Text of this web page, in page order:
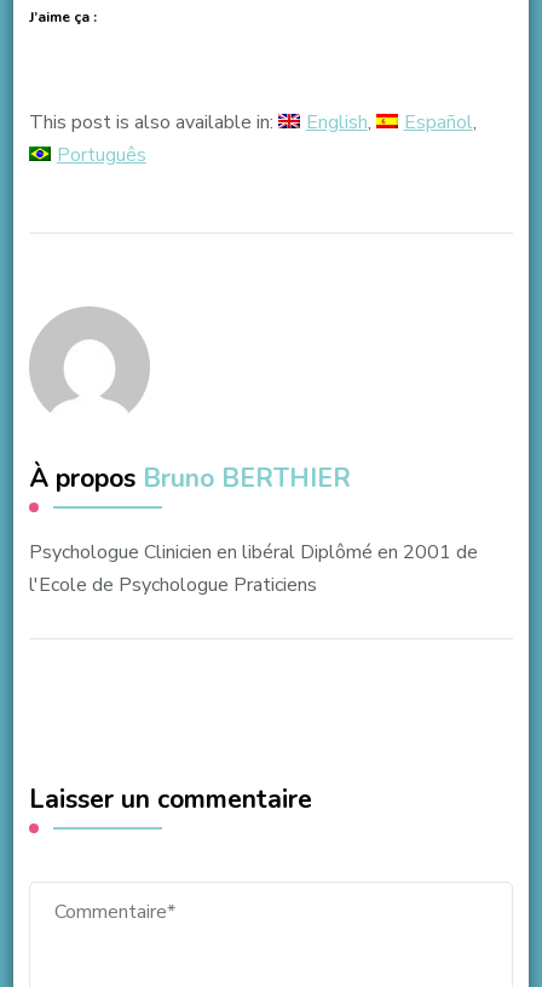
J’aime ça :
This post is also available in: English
Español
Português
À propos Bruno BERTHIER
Psychologue Clinicien en libéral Diplômé en 2001 de
l'Ecole de Psychologue Praticiens
Laisser un commentaire